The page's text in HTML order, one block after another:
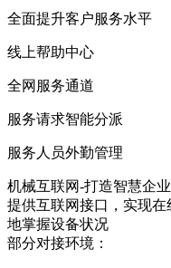
全面提升客户服务水平
线上帮助中心
全网服务通道
服务请求智能分派
服务人员外勤管理
机械互联网-打造智慧企业
提供互联网接口，实现
地掌握设备状况
部分对接环境：